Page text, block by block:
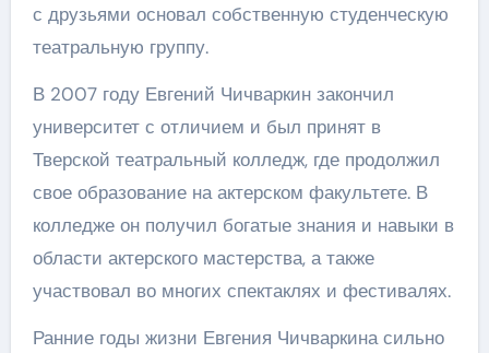
с друзьями основал собственную студенческую
театральную группу.
В 2007 году Евгений Чичваркин закончил
университет с отличием и был принят в
Тверской театральный колледж, где продолжил
свое образование на актерском факультете. В
колледже он получил богатые знания и навыки в
области актерского мастерства, а также
участвовал во многих спектаклях и фестивалях.
Ранние годы жизни Евгения Чичваркина сильно